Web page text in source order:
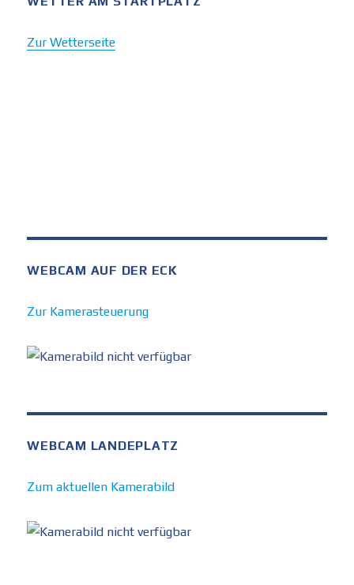
Zur Wetterseite
WEBCAM AUF DER ECK
Zur Kamerasteuerung
WEBCAM LANDEPLATZ
Zum aktuellen Kamerabild